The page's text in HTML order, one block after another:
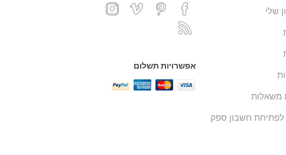
שלי
משאלות
חשבון ספק
אפשרויות תשלום